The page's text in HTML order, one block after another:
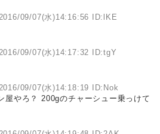
09/07(水)14:16:56 ID:lKE
09/07(水)14:17:32 ID:tgY
09/07(水)14:18:19 ID:Nok
屋やろ？ 200gのチャーシュー乗っけて